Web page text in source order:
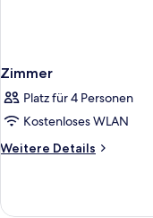
Zimmer
Platz für 4 Personen
Kostenloses WLAN
Weitere Details
Weitere